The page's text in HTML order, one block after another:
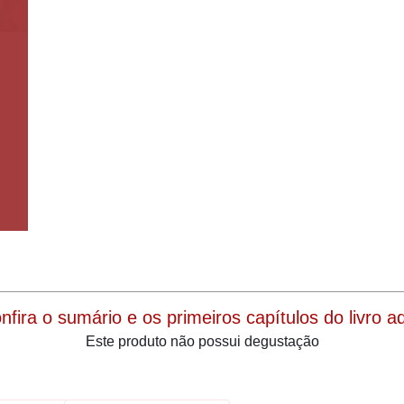
o sumário e os primeiros capítulos do livro
Este produto não possui degustação